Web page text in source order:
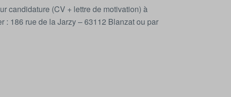
candidature (CV + lettre de motivation) à
: 186 rue de la Jarzy – 63112 Blanzat ou par